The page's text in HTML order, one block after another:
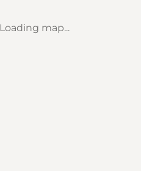
Loading map...